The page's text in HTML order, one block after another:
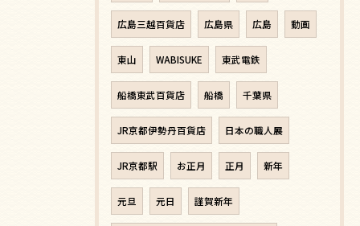
広島三越百貨店 広島県 広島 動画
東山 WABISUKE 東武電鉄
船橋東武百貨店 船橋 千葉県
JR京都伊勢丹百貨店 日本の職人展
JR京都駅 お正月 正月 新年
元旦 元日 謹賀新年